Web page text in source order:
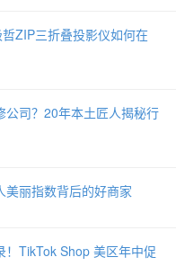
ZIP三折叠投影仪如何在
公司？20年本土匠人揭秘行
美丽指数背后的好商家
！TikTok Shop 美区年中促